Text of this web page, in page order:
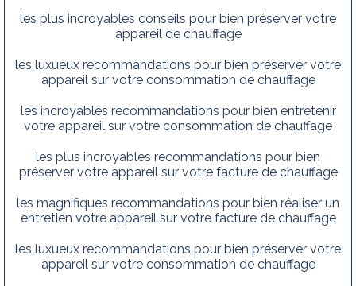
les plus incroyables conseils pour bien préserver votre
appareil de chauffage
les luxueux recommandations pour bien préserver votre
appareil sur votre consommation de chauffage
les incroyables recommandations pour bien entretenir
votre appareil sur votre consommation de chauffage
les plus incroyables recommandations pour bien
préserver votre appareil sur votre facture de chauffage
les magnifiques recommandations pour bien réaliser un
entretien votre appareil sur votre facture de chauffage
les luxueux recommandations pour bien préserver votre
appareil sur votre consommation de chauffage